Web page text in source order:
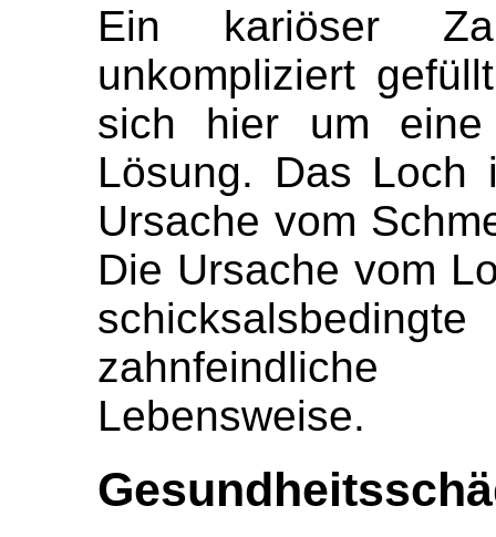
Ein kariöser
unkompliziert
sich hier um eine
Lösung. Das Loch
Ursache vom
Die Ursache vom
Lebensweise.